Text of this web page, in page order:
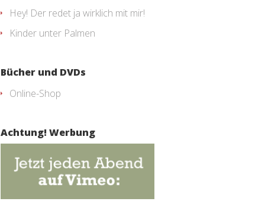
Hey! Der redet ja wirklich mit mir!
Kinder unter Palmen
Bücher und DVDs
Online-Shop
Achtung! Werbung